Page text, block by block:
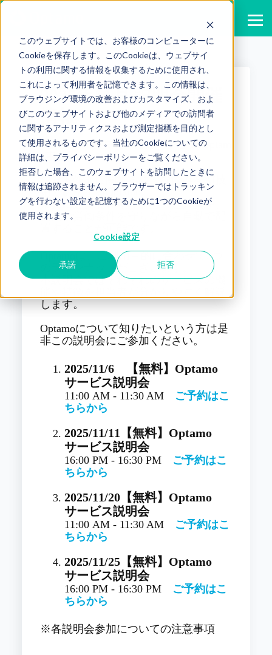
このウェブサイトでは、お客様のコンピューターに
Cookieを保存します。このCookieは、ウェブサイ
トの利用に関する情報を収集するために使用され、
これによって利用者を記憶できます。この情報は、
ブラウジング環境の改善およびカスタマイズ、およ
びこのウェブサイトおよび他のメディアでの訪問者
に関するアナリティクスおよび測定指標を目的とし
て使用されるものです。当社のCookieについての
詳細は、プライバシーポリシーをご覧ください。
拒否した場合、このウェブサイトを訪問したときに
情報は追跡されません。ブラウザーではトラッキン
グを行わない設定を記憶するために1つのCookieが
使用されます。
Cookie設定
承諾 拒否
2025年11月 説明会開催
情報
Published by株式会社モーション Optam
o事務局on2025/10/17
シフト作成に関する様々な悩みをAI技
術で解決するOptamo。
業務に必要なスキルを持った人員を、
個人の労働条件を守りながら自動で配
Optamoは、ご利用目的に合わせて2つ
のラインナップがございます。
本説明会ではそれぞれのサービスの機
します。
Optamoについて知りたいという方は是
非この説明会にご参加ください。
2025/11/6【無料】Optamo
サービス説明会
11:00 AM - 11:30 AM
ご予約はこ
ちらから
2025/11/11
【無料】Optamo
サービス説明会
16:00 PM - 16:30 PM
ご予約はこ
ちらから
2025/11/20【無料】Optamo
サービス説明会
11:00 AM - 11:30 AM
ご予約はこ
ちらから
2025/11/25【無料】Optamo
サービス説明会
16:00 PM - 16:30 PM
ご予約はこ
ちらから
※各説明会参加についての注意事項